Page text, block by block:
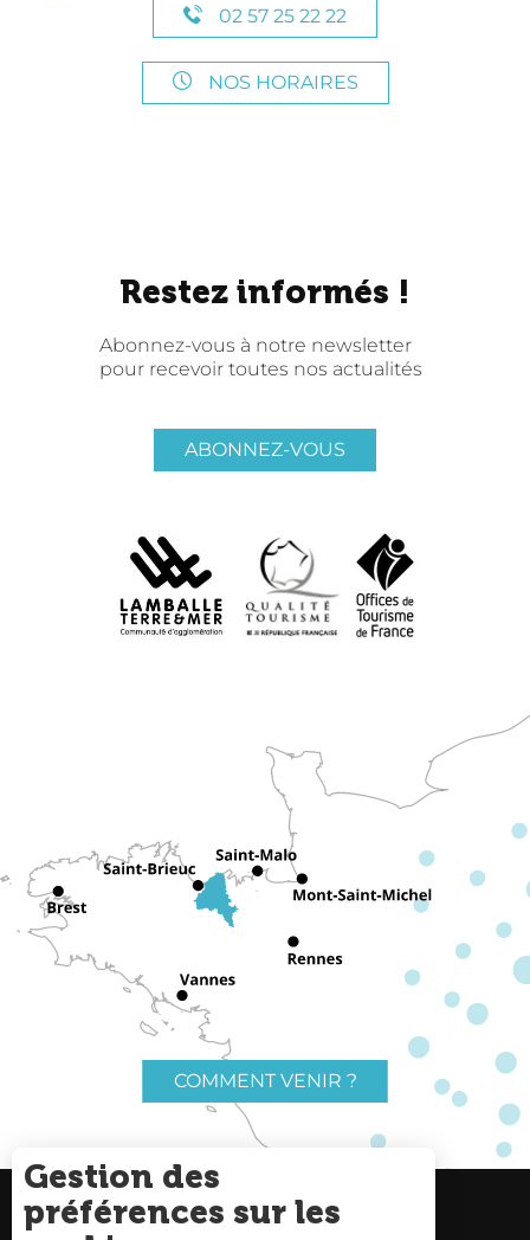
02 57 25 22 22
NOS HORAIRES
Restez informés !
Abonnez-vous à notre newsletter
pour recevoir toutes nos actualités
ABONNEZ-VOUS
COMMENT VENIR ?
Charte du voyageur Liens utiles
Gestion des
préférences sur les